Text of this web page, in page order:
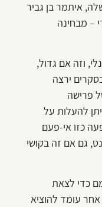
איתמר בן גביר
– מבחינה
וזה אם גדול,
ירצה
פרישה
להעלות על
כזו אי-פעם
גם אם זה בקושי
כדי לצאת
עומד להוציא